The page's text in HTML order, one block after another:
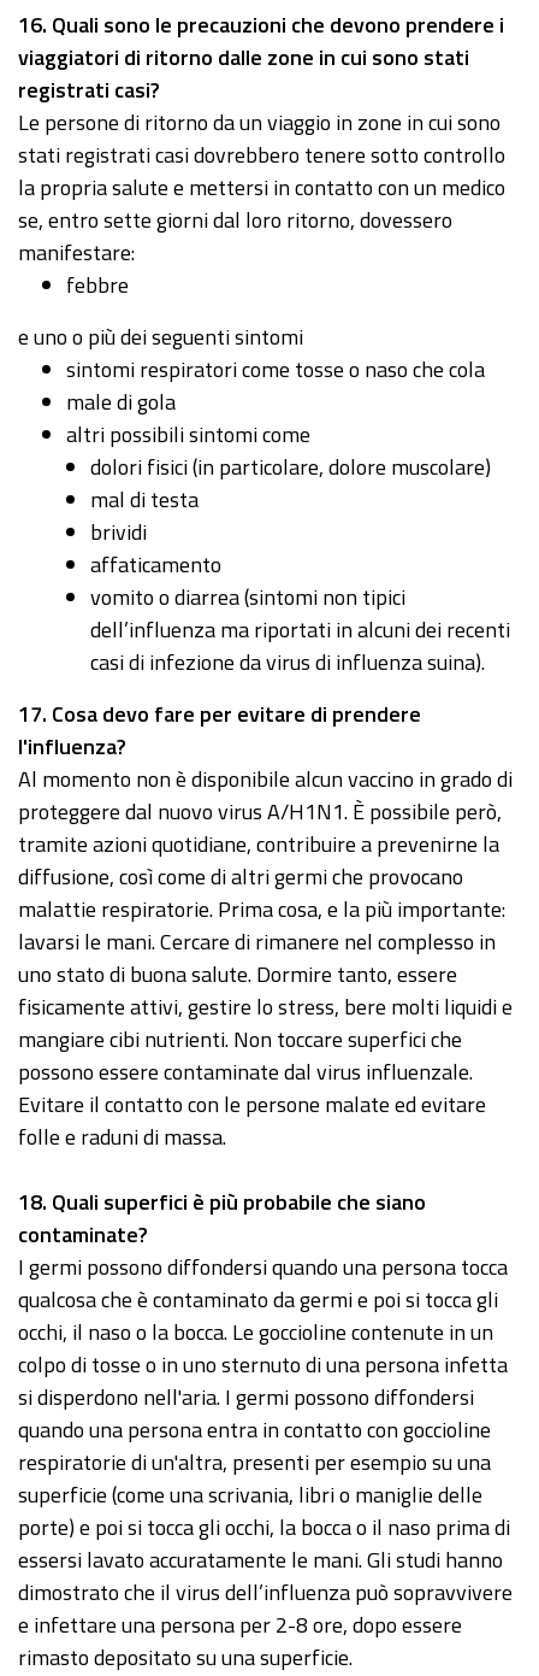
16. Quali sono le precauzioni che devono prendere i
viaggiatori di ritorno dalle zone in cui sono stati
registrati casi?
Le persone di ritorno da un viaggio in zone in cui sono
stati registrati casi dovrebbero tenere sotto controllo
la propria salute e mettersi in contatto con un medico
se, entro sette giorni dal loro ritorno, dovessero
manifestare:
febbre
e uno o più dei seguenti sintomi
sintomi respiratori come tosse o naso che cola
male di gola
altri possibili sintomi come
dolori fisici (in particolare, dolore muscolare)
mal di testa
brividi
affaticamento
vomito o diarrea (sintomi non tipici
dell’influenza ma riportati in alcuni dei recenti
casi di infezione da virus di influenza suina).
17. Cosa devo fare per evitare di prendere
l'influenza?
Al momento non è disponibile alcun vaccino in grado di
proteggere dal nuovo virus A/H1N1. È possibile però,
tramite azioni quotidiane, contribuire a prevenirne la
diffusione, così come di altri germi che provocano
malattie respiratorie. Prima cosa, e la più importante:
lavarsi le mani. Cercare di rimanere nel complesso in
uno stato di buona salute. Dormire tanto, essere
fisicamente attivi, gestire lo stress, bere molti liquidi e
mangiare cibi nutrienti. Non toccare superfici che
possono essere contaminate dal virus influenzale.
Evitare il contatto con le persone malate ed evitare
folle e raduni di massa.
18. Quali superfici è più probabile che siano
contaminate?
I germi possono diffondersi quando una persona tocca
qualcosa che è contaminato da germi e poi si tocca gli
occhi, il naso o la bocca. Le goccioline contenute in un
colpo di tosse o in uno sternuto di una persona infetta
si disperdono nell'aria. I germi possono diffondersi
quando una persona entra in contatto con goccioline
respiratorie di un'altra, presenti per esempio su una
superficie (come una scrivania, libri o maniglie delle
porte) e poi si tocca gli occhi, la bocca o il naso prima di
essersi lavato accuratamente le mani. Gli studi hanno
dimostrato che il virus dell’influenza può sopravvivere
e infettare una persona per 2-8 ore, dopo essere
rimasto depositato su una superficie.